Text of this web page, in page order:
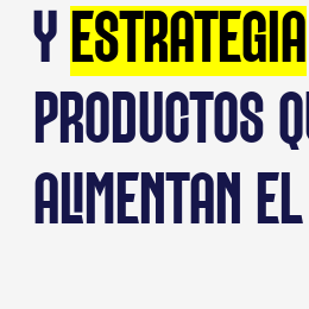
Y ESTRATEGIA
PRODUCTOS
ALIMENTAN